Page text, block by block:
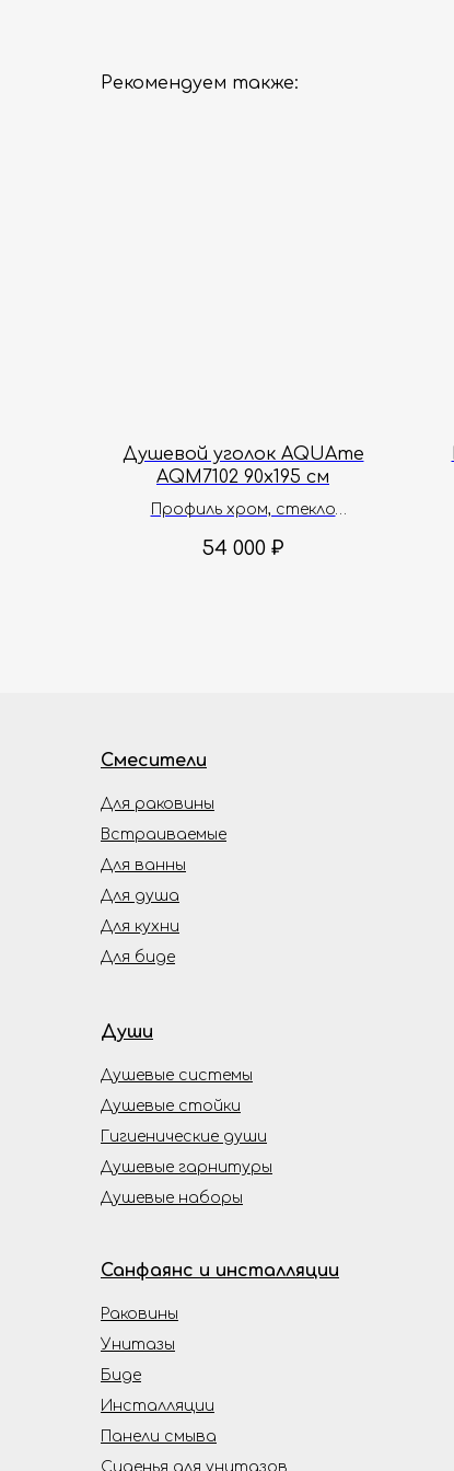
Рекомендуем также:
Душевой уголок AQUAme
AQM7102 90х195 см
Профиль хром, стекло
54 000 ₽
Смесители
Души
Душевые гарнитуры
Душевые наборы
Душевые системы
Гигиенические души
Встраиваемые
Для биде
Для кухни
Для ванны
Для душа
Для раковины
Душевые стойки
Инсталляции
Панели смыва
Сиденья для унитазов
Биде
Унитазы
Раковины
Санфаянс и инсталляции